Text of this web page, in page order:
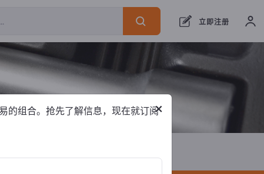
立即注册
出口商1
×
的组合。抢先了解信息，现在就订阅